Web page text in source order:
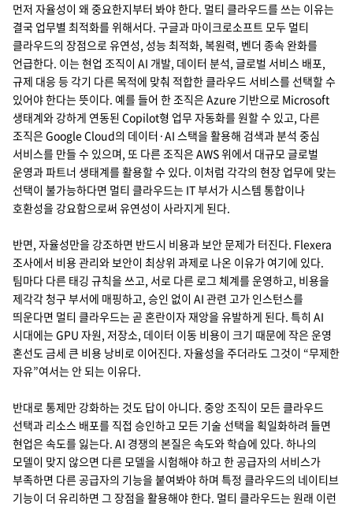
먼저 자율성이 왜 중요한지부터 봐야 한다. 멀티 클라우드를 쓰는 이유는
결국 업무별 최적화를 위해서다. 구글과 마이크로소프트 모두 멀티
클라우드의 장점으로 유연성, 성능 최적화, 복원력, 벤더 종속 완화를
언급한다. 이는 현업 조직이 AI 개발, 데이터 분석, 글로벌 서비스 배포,
규제 대응 등 각기 다른 목적에 맞춰 적합한 클라우드 서비스를 선택할 수
있어야 한다는 뜻이다. 예를 들어 한 조직은 Azure 기반으로 Microsoft
생태계와 강하게 연동된 Copilot형 업무 자동화를 원할 수 있고, 다른
조직은 Google Cloud의 데이터·AI 스택을 활용해 검색과 분석 중심
서비스를 만들 수 있으며, 또 다른 조직은 AWS 위에서 대규모 글로벌
운영과 파트너 생태계를 활용할 수 있다. 이처럼 각각의 현장 업무에 맞는
선택이 불가능하다면 멀티 클라우드는 IT 부서가 시스템 통합이나
호환성을 강요함으로써 유연성이 사라지게 된다.
반면, 자율성만을 강조하면 반드시 비용과 보안 문제가 터진다. Flexera
조사에서 비용 관리와 보안이 최상위 과제로 나온 이유가 여기에 있다.
팀마다 다른 태깅 규칙을 쓰고, 서로 다른 로그 체계를 운영하고, 비용을
제각각 청구 부서에 매핑하고, 승인 없이 AI 관련 고가 인스턴스를
띄운다면 멀티 클라우드는 곧 혼란이자 재앙을 유발하게 된다. 특히 AI
시대에는 GPU 자원, 저장소, 데이터 이동 비용이 크기 때문에 작은 운영
혼선도 금세 큰 비용 낭비로 이어진다. 자율성을 주더라도 그것이 “무제한
자유”여서는 안 되는 이유다.
반대로 통제만 강화하는 것도 답이 아니다. 중앙 조직이 모든 클라우드
선택과 리소스 배포를 직접 승인하고 모든 기술 선택을 획일화하려 들면
현업은 속도를 잃는다. AI 경쟁의 본질은 속도와 학습에 있다. 하나의
모델이 맞지 않으면 다른 모델을 시험해야 하고 한 공급자의 서비스가
부족하면 다른 공급자의 기능을 붙여봐야 하며 특정 클라우드의 네이티브
기능이 더 유리하면 그 장점을 활용해야 한다. 멀티 클라우드는 원래 이런